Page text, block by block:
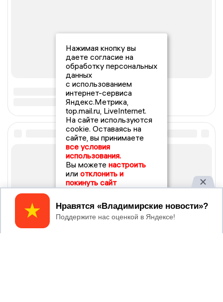
Нажимая кнопку вы
даете согласие на
обработку персональных
данных
с использованием
интернет-сервиса
Яндекс.Метрика,
top.mail.ru, LiveInternet.
На сайте используются
cookie. Оставаясь на
сайте, вы принимаете
все условия
использования.
Вы можете настроить
или отклонить и
покинуть сайт
Принять